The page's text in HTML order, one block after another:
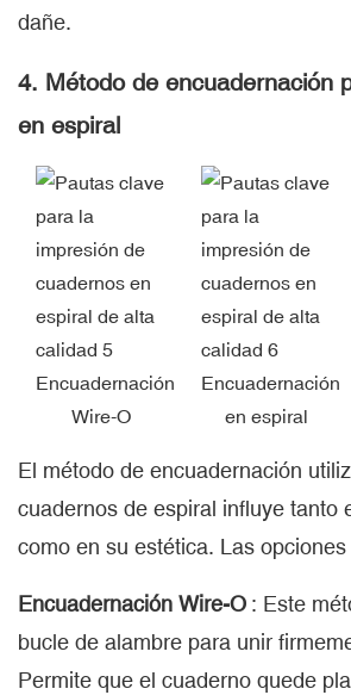
dañe.
4. Método de encuadernación
en espiral
Encuadernación
Wire-O
Encuadernación
en espiral
El método de encuadernación
cuadernos de espiral influye tanto
como en su estética. Las
Encuadernación Wire-O : Este
bucle de alambre para unir
Permite que el cuaderno quede